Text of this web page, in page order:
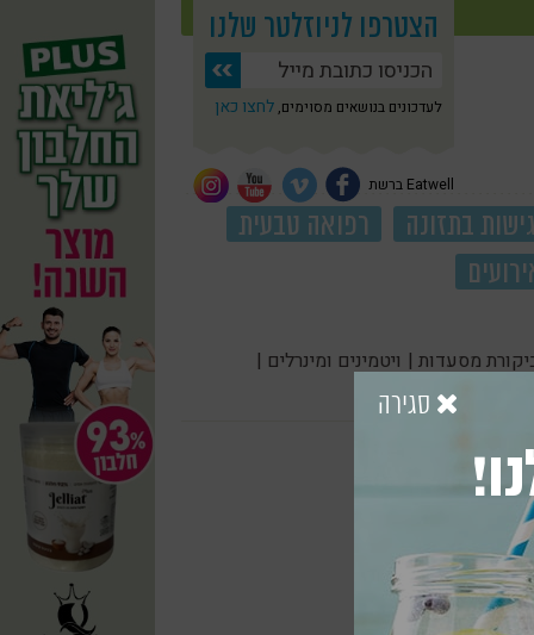
הצטרפו לניוזלטר שלנו
לעדכונים בנושאים מסוימים, לחצו כאן
Eatwell ברשת
גישות בתזונה
רפואה טבעית
מסעדות | ויטמינים ומינרלים |
סגירה